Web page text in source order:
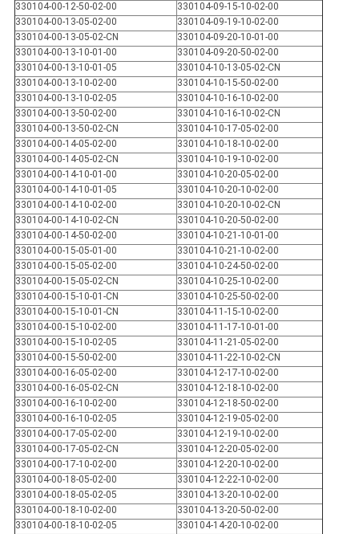
330104-00-12-50-02-00
330104-09-15-10-02-00
330104-00-13-05-02-00
330104-09-19-10-02-00
330104-00-13-05-02-CN
330104-09-20-10-01-00
330104-00-13-10-01-00
330104-09-20-50-02-00
330104-00-13-10-01-05
330104-10-13-05-02-CN
330104-00-13-10-02-00
330104-10-15-50-02-00
330104-00-13-10-02-05
330104-10-16-10-02-00
330104-00-13-50-02-00
330104-10-16-10-02-CN
330104-00-13-50-02-CN
330104-10-17-05-02-00
330104-00-14-05-02-00
330104-10-18-10-02-00
330104-00-14-05-02-CN
330104-10-19-10-02-00
330104-00-14-10-01-00
330104-10-20-05-02-00
330104-00-14-10-01-05
330104-10-20-10-02-00
330104-00-14-10-02-00
330104-10-20-10-02-CN
330104-00-14-10-02-CN
330104-10-20-50-02-00
330104-00-14-50-02-00
330104-10-21-10-01-00
330104-00-15-05-01-00
330104-10-21-10-02-00
330104-00-15-05-02-00
330104-10-24-50-02-00
330104-00-15-05-02-CN
330104-10-25-10-02-00
330104-00-15-10-01-CN
330104-10-25-50-02-00
330104-00-15-10-01-CN
330104-11-15-10-02-00
330104-00-15-10-02-00
330104-11-17-10-01-00
330104-00-15-10-02-05
330104-11-21-05-02-00
330104-00-15-50-02-00
330104-11-22-10-02-CN
330104-00-16-05-02-00
330104-12-17-10-02-00
330104-00-16-05-02-CN
330104-12-18-10-02-00
330104-00-16-10-02-00
330104-12-18-50-02-00
330104-00-16-10-02-05
330104-12-19-05-02-00
330104-00-17-05-02-00
330104-12-19-10-02-00
330104-00-17-05-02-CN
330104-12-20-05-02-00
330104-00-17-10-02-00
330104-12-20-10-02-00
330104-00-18-05-02-00
330104-12-22-10-02-00
330104-00-18-05-02-05
330104-13-20-10-02-00
330104-00-18-10-02-00
330104-13-20-50-02-00
330104-00-18-10-02-05
330104-14-20-10-02-00